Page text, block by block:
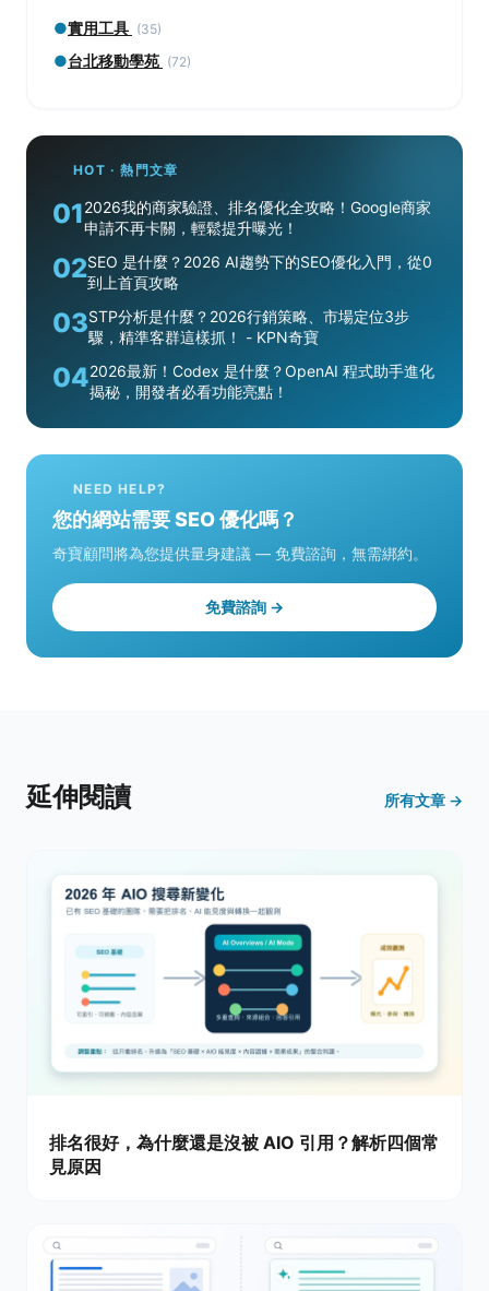
●實用工具 (35)
●台北移動學苑 (72)
HOT · 熱門文章
012026我的商家驗證、排名優化全攻略！Google商家
申請不再卡關，輕鬆提升曝光！
02SEO 是什麼？2026 AI趨勢下的SEO優化入門，從0
到上首頁攻略
03STP分析是什麼？2026行銷策略、市場定位3步
驟，精準客群這樣抓！ - KPN奇寶
042026最新！Codex 是什麼？OpenAI 程式助手進化
揭秘，開發者必看功能亮點！
NEED HELP?
您的網站需要 SEO 優化嗎？
奇寶顧問將為您提供量身建議 — 免費諮詢，無需綁約。
免費諮詢 →
延伸閱讀 所有文章 →
排名很好，為什麼還是沒被 AIO 引用？解析四個常
見原因